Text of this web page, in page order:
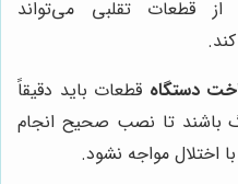
قطعات تقلبی می‌تواند
دستگاه قطعات باید دقیقاً
باشند تا نصب صحیح انجام
اختلال مواجه نشود.